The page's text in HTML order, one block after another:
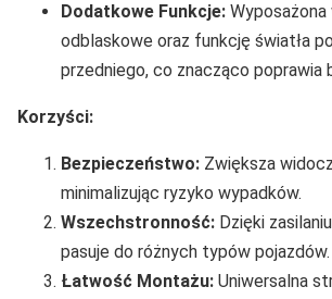
Dodatkowe Funkcje: Wyposażona
odblaskowe oraz funkcję światła
przedniego, co znacząco poprawia
Korzyści:
Bezpieczeństwo: Zwiększa
minimalizując ryzyko wypadków.
Wszechstronność: Dzięki
pasuje do różnych typów pojazdów.
Łatwość Montażu: Uniwersalna